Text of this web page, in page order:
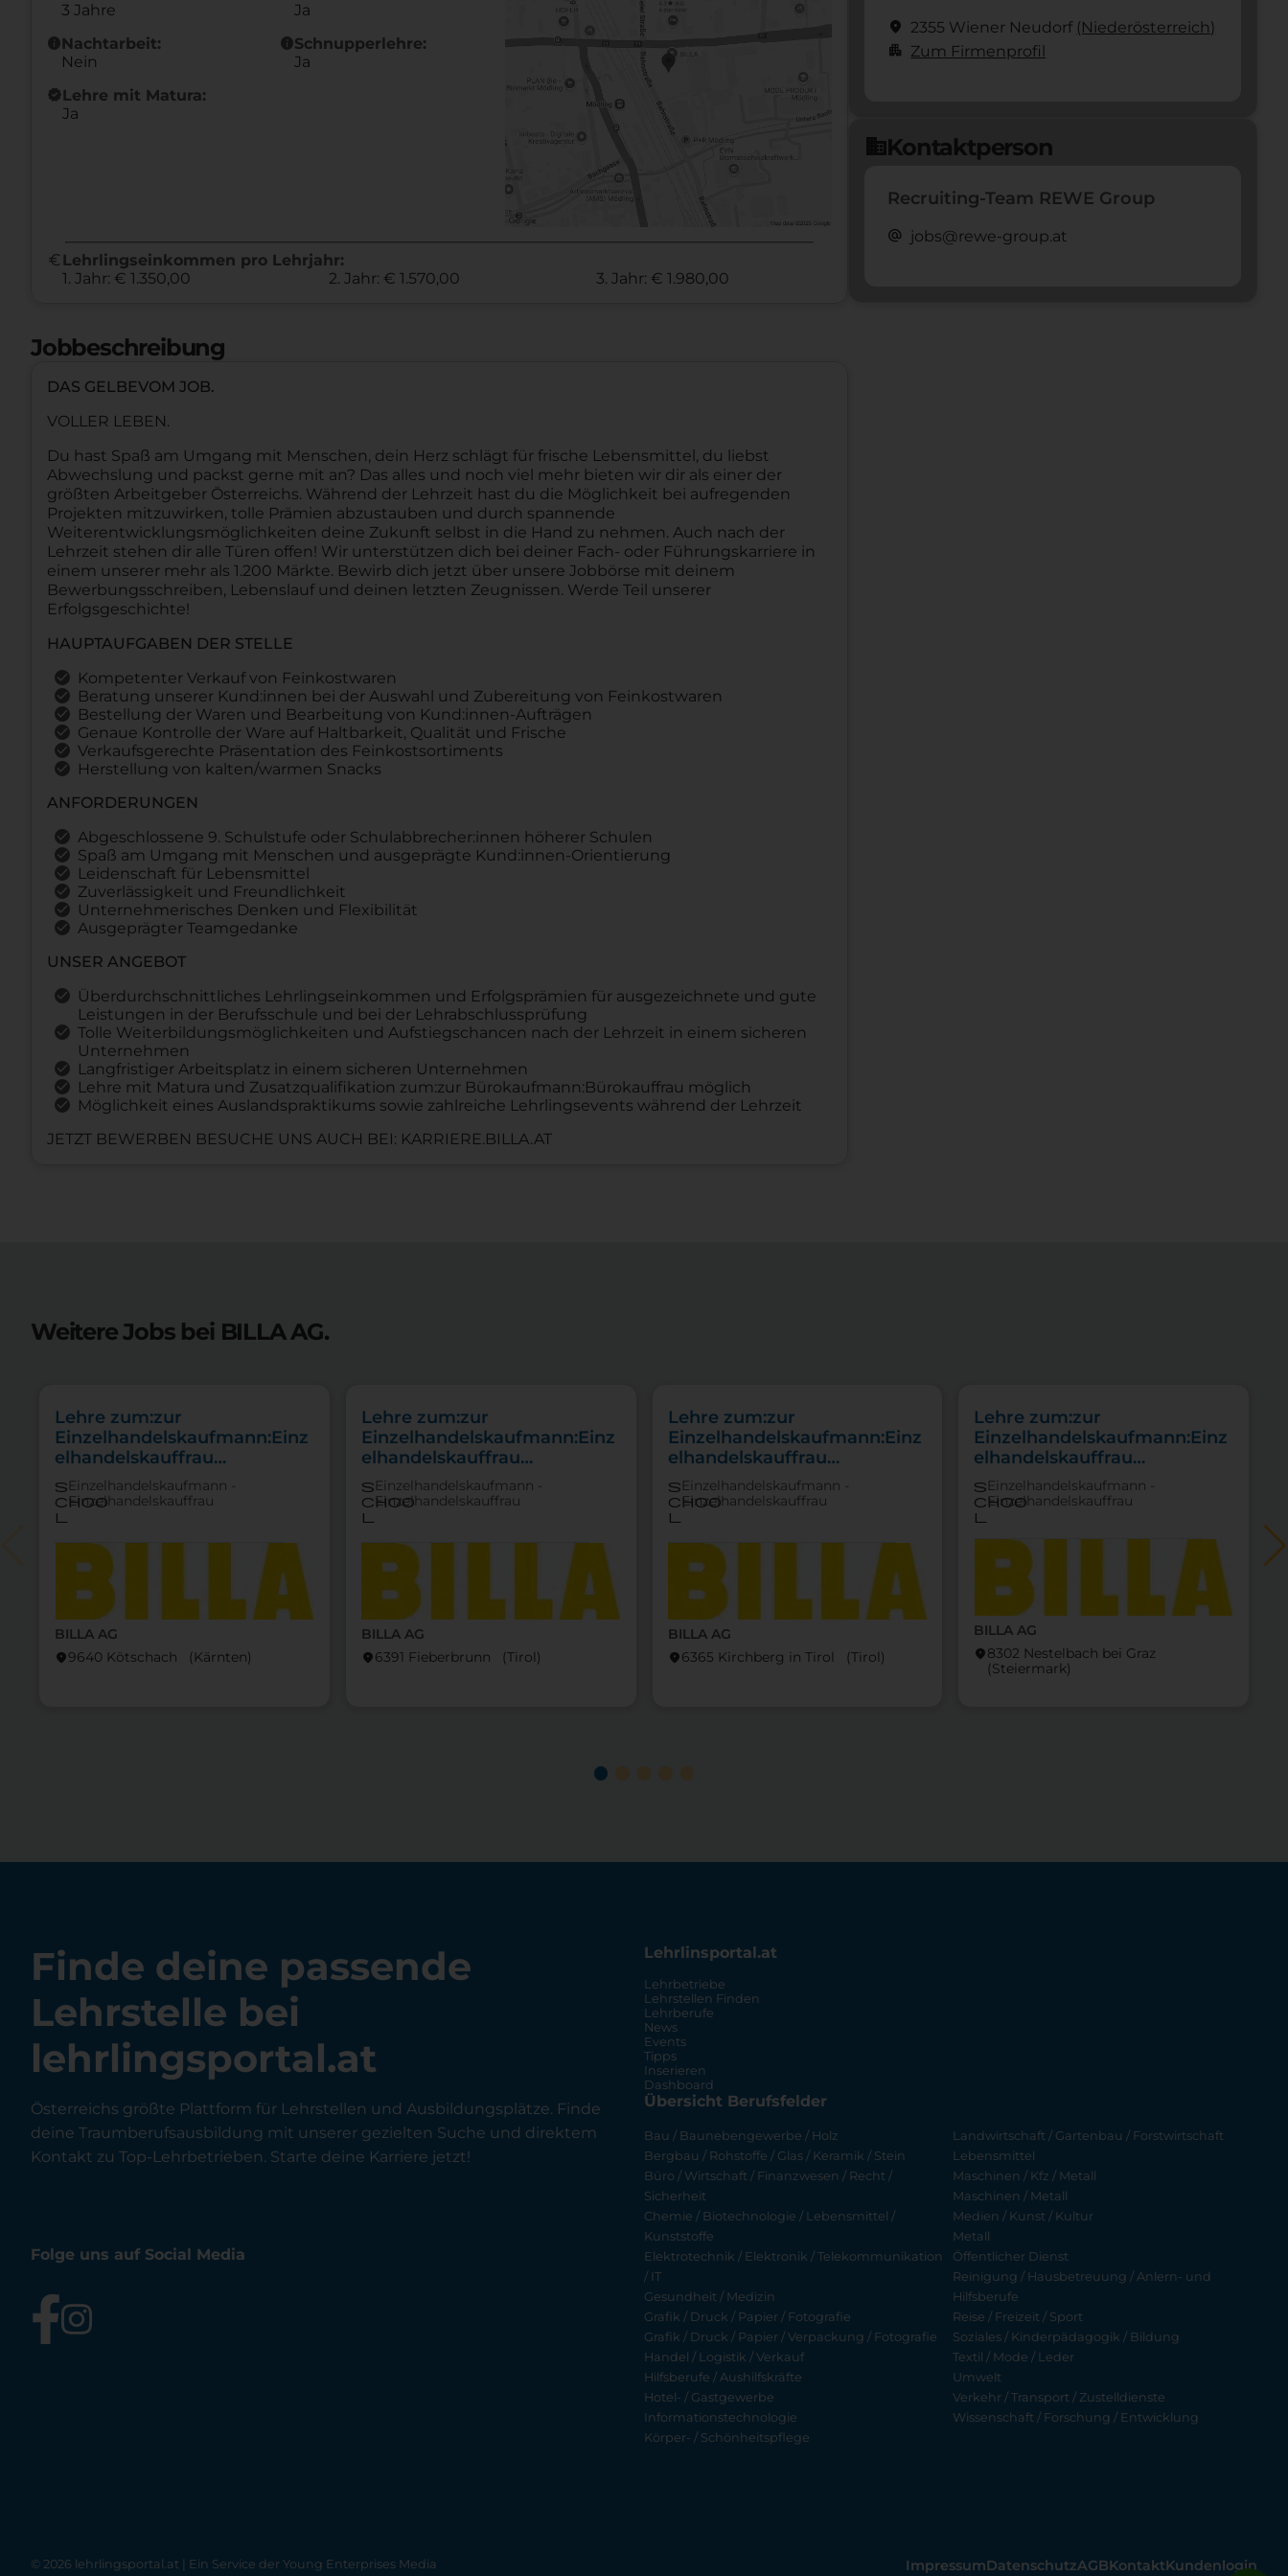
3 Jahre
Ja
infoNachtarbeit:
Nein
infoSchnupperlehre:
Ja
new_releasesLehre mit Matura:
Ja
euro Lehrlingseinkommen pro Lehrjahr:
1. Jahr: € 1.350,00
2. Jahr: € 1.570,00 3. Jahr: € 1.980,00
Jobbeschreibung
DAS GELBEVOM JOB.
VOLLER LEBEN.
Du hast Spaß am Umgang mit Menschen, dein Herz schlägt für frische Lebensmittel, du liebst
Abwechslung und packst gerne mit an? Das alles und noch viel mehr bieten wir dir als einer der
größten Arbeitgeber Österreichs. Während der Lehrzeit hast du die Möglichkeit bei aufregenden
Projekten mitzuwirken, tolle Prämien abzustauben und durch spannende
Weiterentwicklungsmöglichkeiten deine Zukunft selbst in die Hand zu nehmen. Auch nach der
Lehrzeit stehen dir alle Türen offen! Wir unterstützen dich bei deiner Fach- oder Führungskarriere in
einem unserer mehr als 1.200 Märkte. Bewirb dich jetzt über unsere Jobbörse mit deinem
Bewerbungsschreiben, Lebenslauf und deinen letzten Zeugnissen. Werde Teil unserer
Erfolgsgeschichte!
HAUPTAUFGABEN DER STELLE
Kompetenter Verkauf von Feinkostwaren
Beratung unserer Kund:innen bei der Auswahl und Zubereitung von Feinkostwaren
Bestellung der Waren und Bearbeitung von Kund:innen-Aufträgen
Genaue Kontrolle der Ware auf Haltbarkeit, Qualität und Frische
Verkaufsgerechte Präsentation des Feinkostsortiments
Herstellung von kalten/warmen Snacks
ANFORDERUNGEN
Abgeschlossene 9. Schulstufe oder Schulabbrecher:innen höherer Schulen
Spaß am Umgang mit Menschen und ausgeprägte Kund:innen-Orientierung
Leidenschaft für Lebensmittel
Zuverlässigkeit und Freundlichkeit
Unternehmerisches Denken und Flexibilität
Ausgeprägter Teamgedanke
UNSER ANGEBOT
Überdurchschnittliches Lehrlingseinkommen und Erfolgsprämien für ausgezeichnete und gute
Leistungen in der Berufsschule und bei der Lehrabschlussprüfung
Tolle Weiterbildungsmöglichkeiten und Aufstiegschancen nach der Lehrzeit in einem sicheren
Unternehmen
Langfristiger Arbeitsplatz in einem sicheren Unternehmen
Lehre mit Matura und Zusatzqualifikation zum:zur Bürokaufmann:Bürokauffrau möglich
Möglichkeit eines Auslandspraktikums sowie zahlreiche Lehrlingsevents während der Lehrzeit
JETZT BEWERBEN BESUCHE UNS AUCH BEI: KARRIERE.BILLA.AT
location_on 2355 Wiener Neudorf (Nieder­österreich)
apartment Zum Firmenprofil
domainKontaktperson
Recruiting-Team REWE Group
alternate_email jobs@rewe-group.at
Weitere Jobs bei BILLA AG.
BILLA AG
location_on9640 Kötschach (Kärnten)
Lehre zum:zur
Einzelhandelskaufmann:Einz
elhandelskauffrau
Schwerpunkt
Feinkostfachverkauf
s
choo
l
Einzelhandelskaufmann -
Einzelhandelskauffrau
BILLA AG
location_on6391 Fieberbrunn (Tirol)
Lehre zum:zur
Einzelhandelskaufmann:Einz
elhandelskauffrau
Schwerpunkt Lebensmittel
s
choo
l
Einzelhandelskaufmann -
Einzelhandelskauffrau
BILLA AG
location_on6365 Kirchberg in Tirol (Tirol)
Lehre zum:zur
Einzelhandelskaufmann:Einz
elhandelskauffrau
Schwerpunkt Lebensmittel
s
choo
l
Einzelhandelskaufmann -
Einzelhandelskauffrau
BILLA AG
location_on8302 Nestelbach bei Graz
(Steier­mark)
Lehre zum:zur
Einzelhandelskaufmann:Einz
elhandelskauffrau
Schwerpunkt Lebensmittel
s
choo
l
Einzelhandelskaufmann -
Einzelhandelskauffrau
Finde deine passende
Lehrstelle bei
lehrlingsportal.at
Österreichs größte Plattform für Lehrstellen und Ausbildungsplätze. Finde
deine Traumberufsausbildung mit unserer gezielten Suche und direktem
Kontakt zu Top-Lehrbetrieben. Starte deine Karriere jetzt!
Folge uns auf Social Media
Lehrlinsportal.at
Lehrbetriebe
Lehrstellen Finden
Lehrberufe
News
Events
Tipps
Inserieren
Dashboard
Übersicht Berufsfelder
Bau / Baunebengewerbe / Holz
Bergbau / Rohstoffe / Glas / Keramik / Stein
Büro / Wirtschaft / Finanzwesen / Recht /
Sicherheit
Chemie / Biotechnologie / Lebensmittel /
Kunststoffe
Elektrotechnik / Elektronik / Telekommunikation
/ IT
Gesundheit / Medizin
Grafik / Druck / Papier / Fotografie
Grafik / Druck / Papier / Verpackung / Fotografie
Handel / Logistik / Verkauf
Hilfsberufe / Aushilfskräfte
Hotel- / Gastgewerbe
Informationstechnologie
Körper- / Schönheitspflege
Landwirtschaft / Gartenbau / Forstwirtschaft
Lebensmittel
Maschinen / Kfz / Metall
Maschinen / Metall
Medien / Kunst / Kultur
Metall
Öffentlicher Dienst
Reinigung / Hausbetreuung / Anlern- und
Hilfsberufe
Reise / Freizeit / Sport
Soziales / Kinderpädagogik / Bildung
Textil / Mode / Leder
Umwelt
Verkehr / Transport / Zustelldienste
Wissenschaft / Forschung / Entwicklung
© 2026 lehrlingsportal.at | Ein Service der Young Enterprises Media ImpressumDatenschutzAGBKontaktKundenlogin